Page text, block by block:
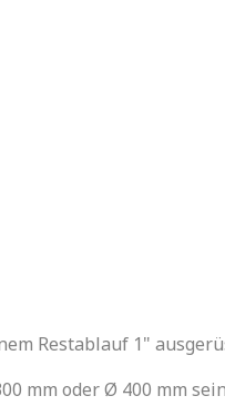
Restablauf 1"
mm oder Ø 400 mm